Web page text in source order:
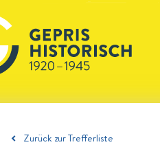
Zurück zur Trefferliste